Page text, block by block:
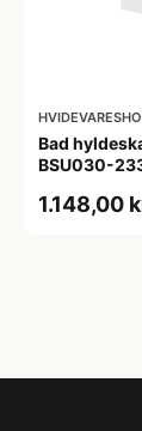
Bad
BSU030-
1.148,00